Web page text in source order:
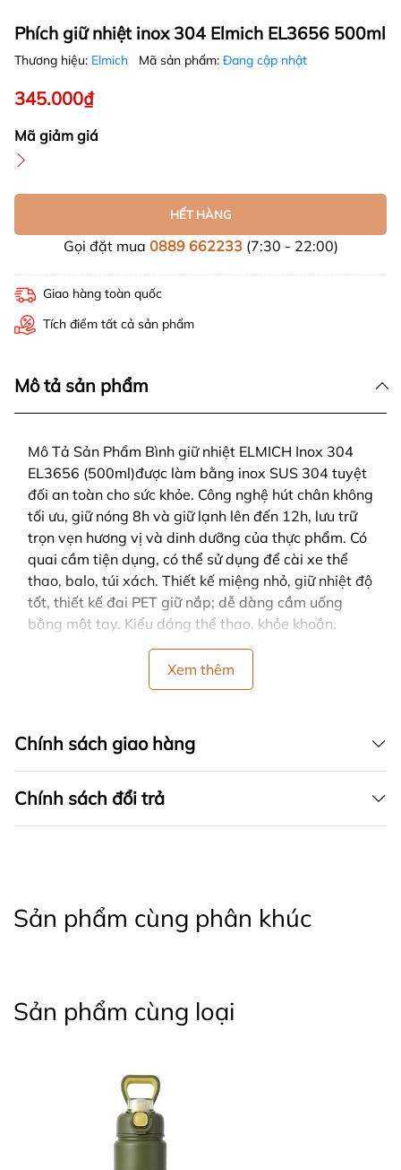
Phích giữ nhiệt inox 304 Elmich EL3656 500ml
Thương hiệu: Elmich Mã sản phẩm: Đang cập nhật
345.000₫
Mã giảm giá
HẾT HÀNG
Gọi đặt mua 0889 662233(7:30 - 22:00)
Giao hàng toàn quốc
Tích điểm tất cả sản phẩm
Mô tả sản phẩm
Mô Tả Sản Phẩm Bình giữ nhiệt ELMICH Inox 304
EL3656 (500ml)được làm bằng inox SUS 304 tuyệt
đối an toàn cho sức khỏe. Công nghệ hút chân không
tối ưu, giữ nóng 8h và giữ lạnh lên đến 12h, lưu trữ
trọn vẹn hương vị và dinh dưỡng của thực phẩm. Có
quai cầm tiện dụng, có thể sử dụng để cài xe thể
thao, balo, túi xách. Thiết kế miệng nhỏ, giữ nhiệt độ
tốt, thiết kế đai PET giữ nắp; dễ dàng cầm uống
bằng một tay. Kiểu dáng thể thao, khỏe khoắn.
Xem thêm
Chính sách giao hàng
Chính sách đổi trả
Sản phẩm cùng phân khúc
Sản phẩm cùng loại